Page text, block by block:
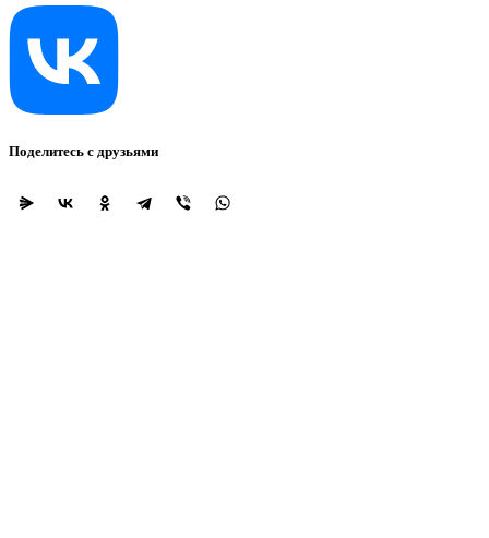
Поделитесь с друзьями